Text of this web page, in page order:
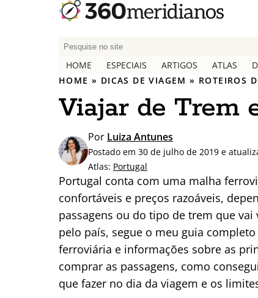
P
q
u
a
r
p
o
r
:
HOME ESPECIAIS ARTIGOS ATLAS
HOME » DICAS DE VIAGEM » ROTEIROS
Viajar de Trem
Por Luiza Antunes
Postado em 30 de julho de 2019 e
Atlas: Portugal
Portugal conta com uma malha
confortáveis e preços razoáveis,
passagens ou do tipo de trem que
pelo país, segue o meu guia
ferroviária e informações sobre as
comprar as passagens, como
que fazer no dia da viagem e os